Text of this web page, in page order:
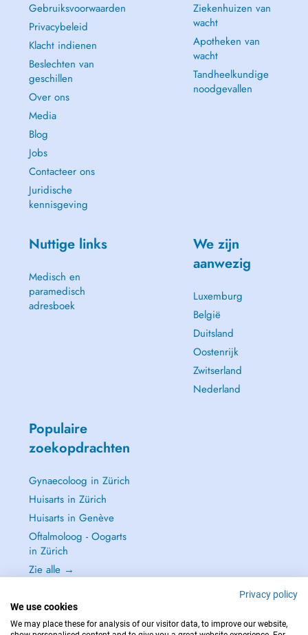
Gebruiksvoorwaarden
Privacybeleid
Klacht indienen
Beslechten van
geschillen
Over ons
Media
Blog
Jobs
Contacteer ons
Juridische
kennisgeving
Ziekenhuizen van
wacht
Apotheken van
wacht
Tandheelkundige
noodgevallen
Nuttige links
Medisch en
paramedisch
adresboek
We zijn
aanwezig
Luxemburg
België
Duitsland
Oostenrijk
Zwitserland
Nederland
Populaire
zoekopdrachten
Gynaecoloog in Zürich
Huisarts in Zürich
Huisarts in Genève
Oftalmoloog - Oogarts
in Zürich
Zie alle →
Privacy policy
We use cookies
We may place these for analysis of our visitor data, to improve our website,